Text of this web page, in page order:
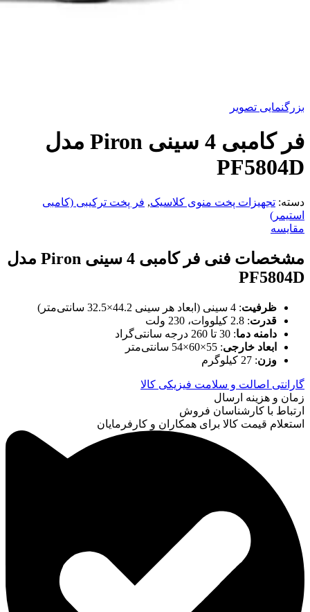
بزرگنمایی تصویر
فر کامبی 4 سینی Piron مدل
PF5804D
دسته: تجهیزات پخت منوی کلاسیک, فر پخت ترکیبی (کامبی
استیمر)
مقایسه
مشخصات فنی فر کامبی 4 سینی Piron مدل
PF5804D
ظرفیت: 4 سینی (ابعاد هر سینی 44.2×32.5 سانتی‌متر)
قدرت: 2.8 کیلووات، 230 ولت
دامنه دما: 30 تا 260 درجه سانتی‌گراد
ابعاد خارجی: 55×60×54 سانتی‌متر
وزن: 27 کیلوگرم
گارانتی اصالت و سلامت فیزیکی کالا
زمان و هزینه ارسال
ارتباط با کارشناسان فروش
استعلام قیمت کالا برای همکاران و کارفرمایان